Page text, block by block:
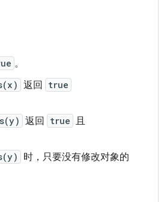
。
返回 true
返回 true 且
时，只要没有修改对象的